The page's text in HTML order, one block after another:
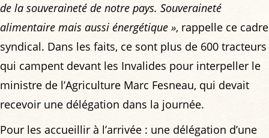
de la souveraineté de notre pays. Souveraineté
alimentaire mais aussi énergétique », rappelle ce cadre
syndical. Dans les faits, ce sont plus de 600 tracteurs
qui campent devant les Invalides pour interpeller le
ministre de l’Agriculture Marc Fesneau, qui devait
recevoir une délégation dans la journée.
Pour les accueillir à l’arrivée : une délégation d’une